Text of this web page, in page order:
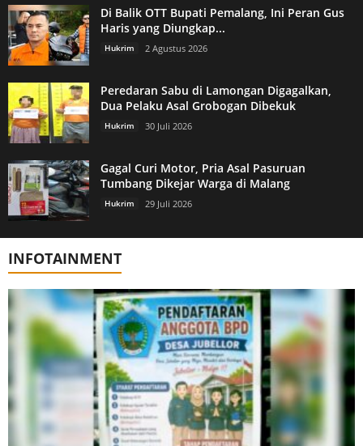
Di Balik OTT Bupati Pemalang, Ini Peran Gus
Haris yang Diungkap...
Hukrim 2 Agustus 2026
Peredaran Sabu di Lamongan Digagalkan,
Dua Pelaku Asal Grobogan Dibekuk
Hukrim 30 Juli 2026
Gagal Curi Motor, Pria Asal Pasuruan
Tumbang Dikejar Warga di Malang
Hukrim 29 Juli 2026
INFOTAINMENT